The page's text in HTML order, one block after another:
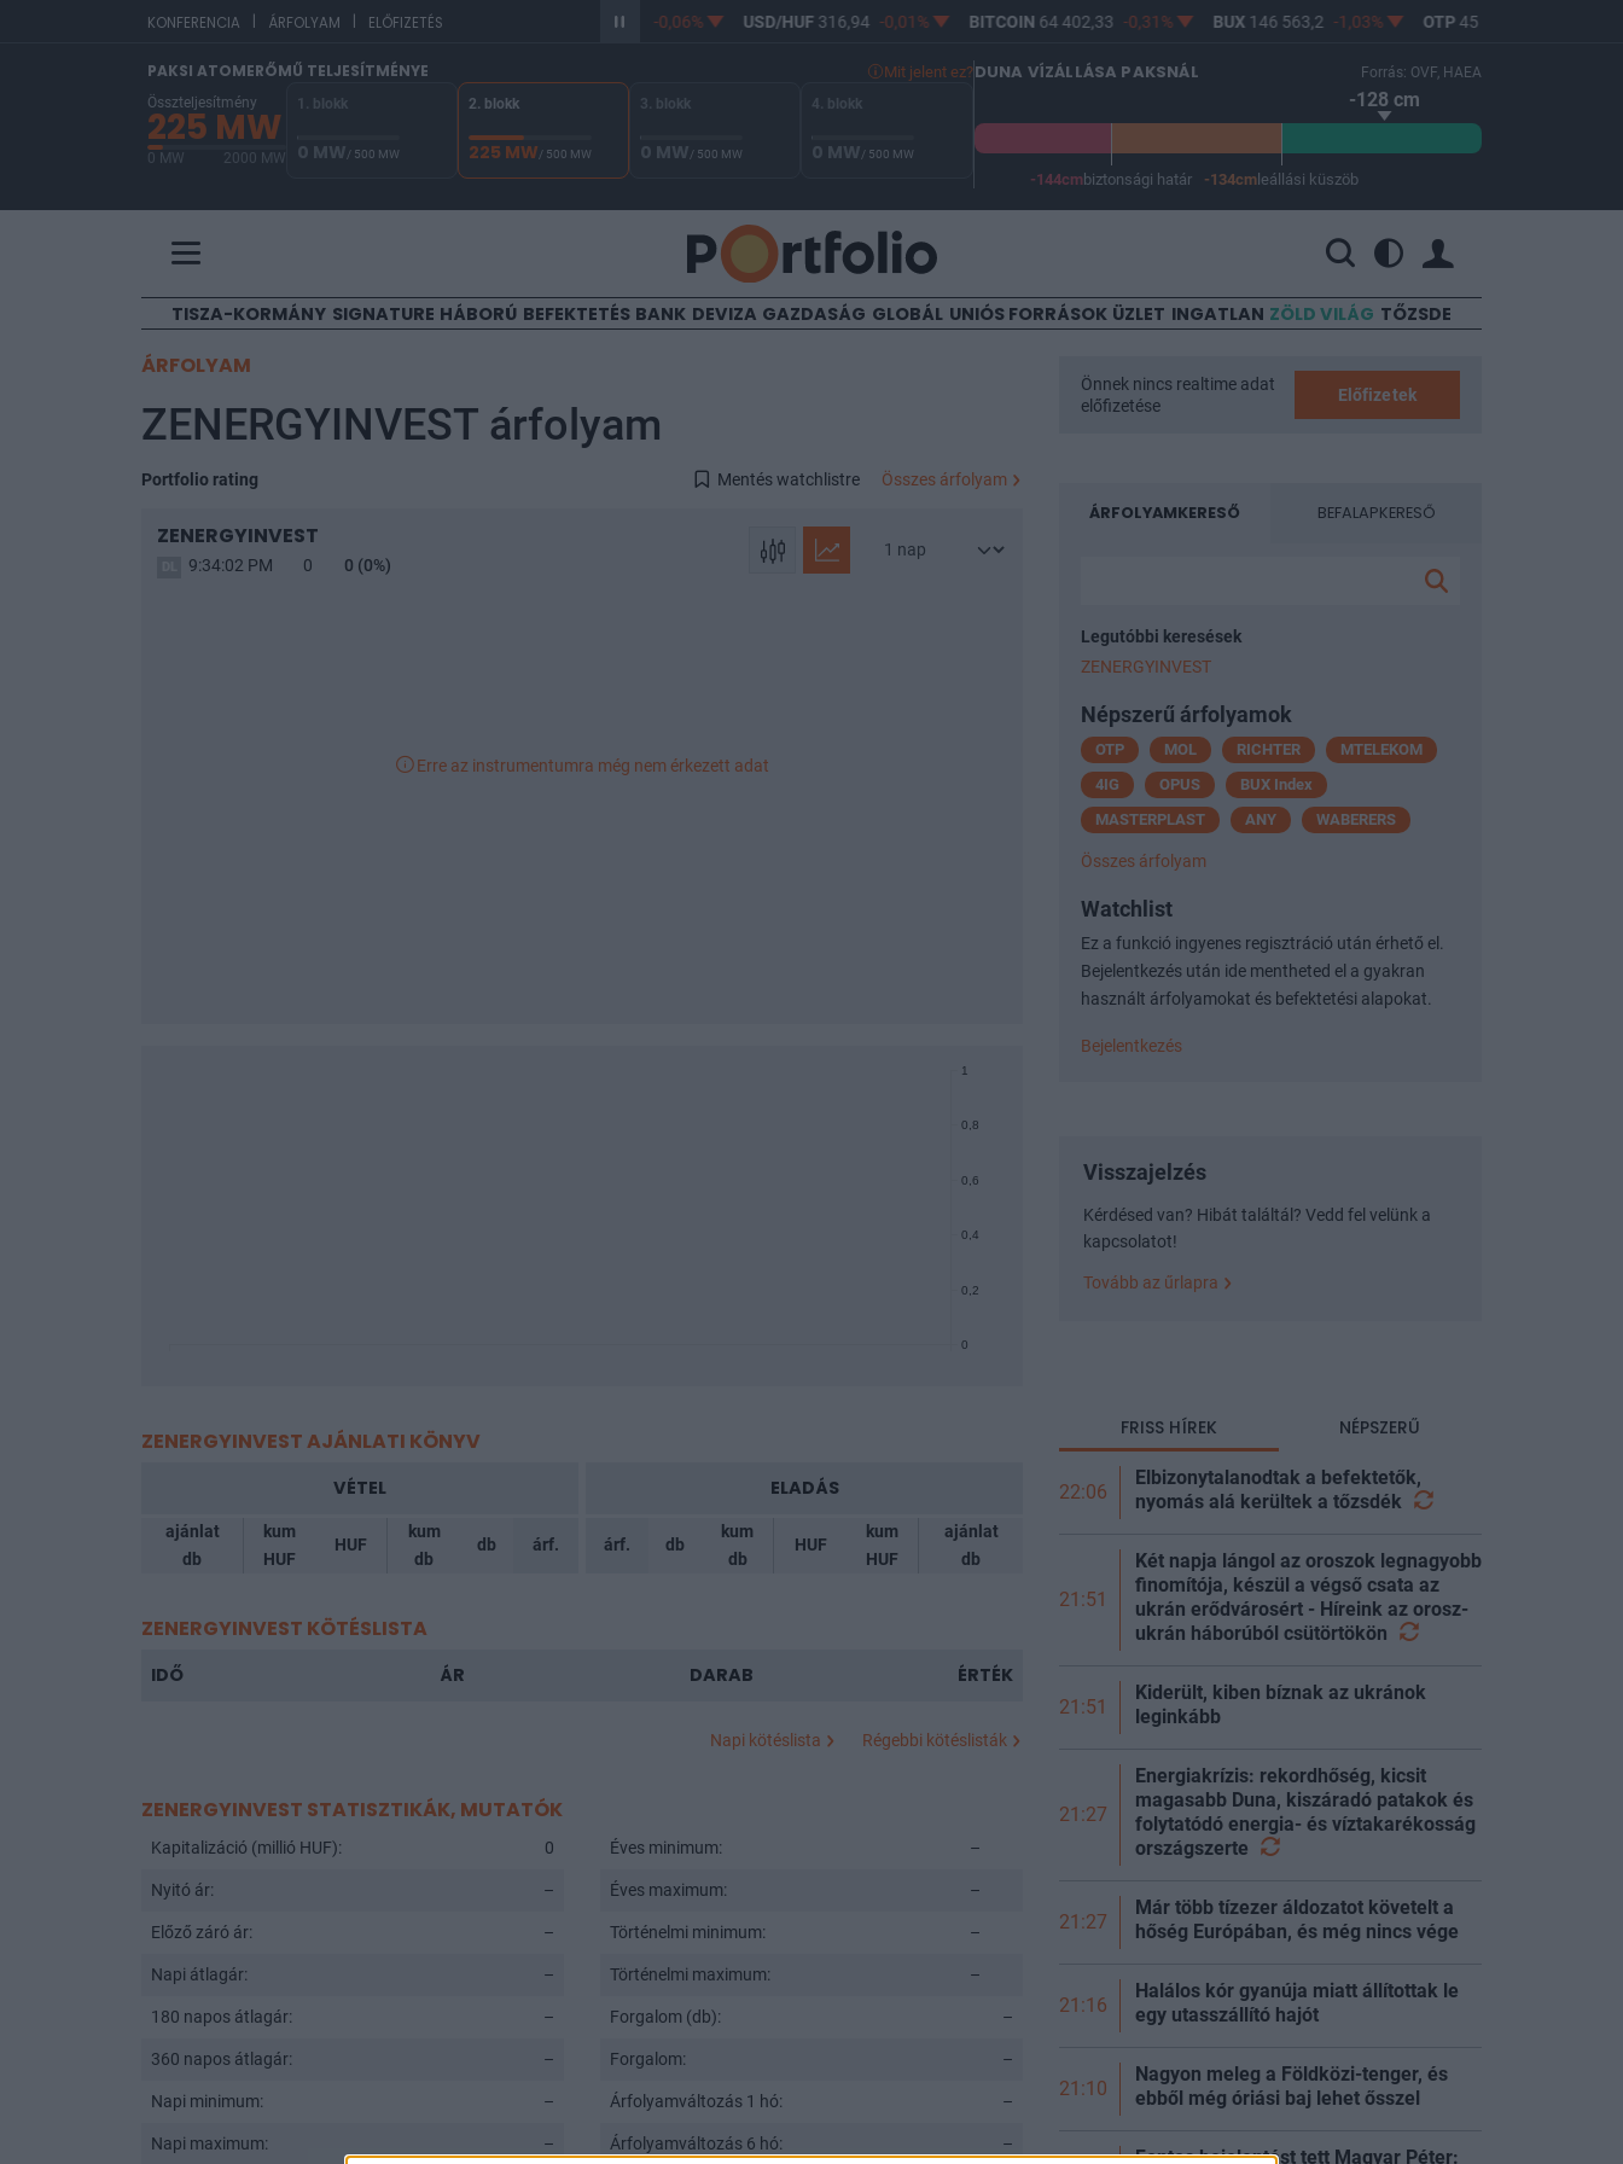
KONFERENCIA | ÁRFOLYAM | ELŐFIZETÉS -0,06% USD/HUF316,94 -0,01% BITCOIN 64 402,33 -0,31% BUX 146 563,2 -1,03% OTP 45 900
PAKSI ATOMERŐMŰ TELJESÍTMÉNYE Mit jelent ez?
Összteljesítmény
225 MW
0 MW 2000 MW
1. blokk
0 MW/ 500 MW
2. blokk
225 MW/ 500 MW
3. blokk
0 MW/ 500 MW
4. blokk
0 MW/ 500 MW
DUNA VÍZÁLLÁSA PAKSNÁL Forrás: OVF, HAEA
-128 cm
-144cm biztonsági határ -134cm leállási küszöb
TISZA-KORMÁNY SIGNATURE HÁBORÚ BEFEKTETÉS BANK DEVIZA GAZDASÁG GLOBÁL UNIÓS FORRÁSOK ÜZLET INGATLAN ZÖLD VILÁG TŐZSDE
ÁRFOLYAM
ZENERGYINVEST árfolyam
Portfolio rating Mentés watchlistre Összes árfolyam
ZENERGYINVEST
9:34:02 PM 0 0 (0%)
Erre az instrumentumra még nem érkezett adat
0
0,2
0,4
0,6
0,8
1
ZENERGYINVEST AJÁNLATI KÖNYV
VÉTEL
ajánlat
db
kum
HUF
HUF
kum
db
db árf.
ELADÁS
árf. db
kum
db
HUF
kum
HUF
ajánlat
db
ZENERGYINVEST KÖTÉSLISTA
IDŐ ÁR DARAB ÉRTÉK
Napi kötéslista Régebbi kötéslisták
ZENERGYINVEST STATISZTIKÁK, MUTATÓK
Kapitalizáció (millió HUF): 0
Nyitó ár: –
Előző záró ár: –
Napi átlagár: –
180 napos átlagár: –
360 napos átlagár: –
Napi minimum: –
Napi maximum: –
Éves minimum: –
Éves maximum: –
Történelmi minimum: –
Történelmi maximum: –
Forgalom (db): –
Forgalom: –
Árfolyamváltozás 1 hó: –
Árfolyamváltozás 6 hó: –
Önnek nincs realtime adat
előfizetése
Előfizetek
ÁRFOLYAMKERESŐ BEFALAPKERESŐ
Legutóbbi keresések
ZENERGYINVEST
Népszerű árfolyamok
OTP MOL RICHTER
MTELEKOM
4IG
OPUS
BUX Index
MASTERPLAST
ANY WABERERS
Összes árfolyam
Watchlist
Ez a funkció ingyenes regisztráció után érhető el.
Bejelentkezés után ide mentheted el a gyakran
használt árfolyamokat és befektetési alapokat.
Bejelentkezés
Visszajelzés
Kérdésed van? Hibát találtál? Vedd fel velünk a
kapcsolatot!
Tovább az űrlapra
FRISS HÍREK NÉPSZERŰ
22:06
Elbizonytalanodtak a befektetők,
nyomás alá kerültek a tőzsdék
21:51
Két napja lángol az oroszok legnagyobb
finomítója, készül a végső csata az
ukrán erődvárosért - Híreink az orosz-
ukrán háborúból csütörtökön
21:51
Kiderült, kiben bíznak az ukránok
leginkább
21:27
Energiakrízis: rekordhőség, kicsit
magasabb Duna, kiszáradó patakok és
folytatódó energia- és víztakarékosság
országszerte
21:27
Már több tízezer áldozatot követelt a
hőség Európában, és még nincs vége
21:16
Halálos kór gyanúja miatt állítottak le
egy utasszállító hajót
21:10
Nagyon meleg a Földközi-tenger, és
ebből még óriási baj lehet ősszel
Fontos bejelentést tett Magyar Péter: